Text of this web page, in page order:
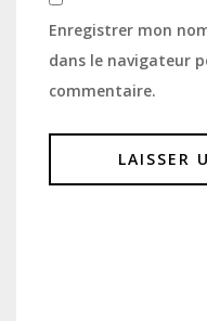
Enregistrer mon
dans le navigateur
commentaire.